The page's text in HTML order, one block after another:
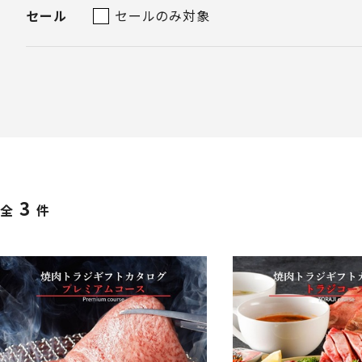
セール セールのみ対象
3